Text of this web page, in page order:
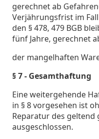
gerechnet ab
Verjährungsfrist im
den § 478, 479 BGB
fünf Jahre, gerechnet
der mangelhaften
§ 7 - Gesamthaftung
Eine weitergehende
in § 8 vorgesehen ist
Reparatur des geltend
ausgeschlossen.